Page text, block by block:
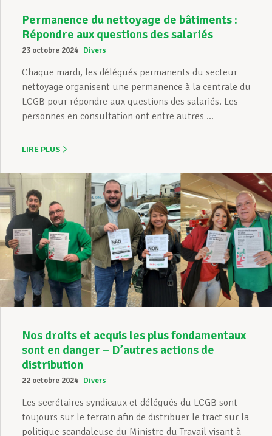
Permanence du nettoyage de bâtiments :
Répondre aux questions des salariés
23 octobre 2024 Divers
Chaque mardi, les délégués permanents du secteur
nettoyage organisent une permanence à la centrale du
LCGB pour répondre aux questions des salariés. Les
personnes en consultation ont entre autres ...
LIRE PLUS
Nos droits et acquis les plus fondamentaux
sont en danger – D’autres actions de
distribution
22 octobre 2024 Divers
Les secrétaires syndicaux et délégués du LCGB sont
toujours sur le terrain afin de distribuer le tract sur la
politique scandaleuse du Ministre du Travail visant à